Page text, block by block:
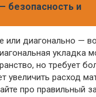
безопасность и
или диагонально —
укладка
но требует
увеличить расход
про правильный